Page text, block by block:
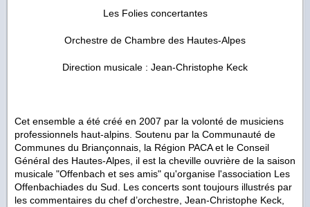
Les Folies concertantes
Orchestre de Chambre des Hautes-Alpes
Direction musicale : Jean-Christophe Keck
Cet ensemble a été créé en 2007 par la volonté de musiciens
professionnels haut-alpins. Soutenu par la Communauté de
Communes du Briançonnais, la Région PACA et le Conseil
Général des Hautes-Alpes, il est la cheville ouvrière de la saison
musicale "Offenbach et ses amis" qu'organise l'association Les
Offenbachiades du Sud. Les concerts sont toujours illustrés par
les commentaires du chef d’orchestre, Jean-Christophe Keck,